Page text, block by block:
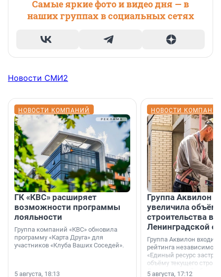
Самые яркие фото и видео дня — в
наших группах в социальных сетях
Новости СМИ2
НОВОСТИ КОМПАНИЙ
ГК «КВС» расширяет
возможности программы
лояльности
Группа компаний «КВС» обновила
программу «Карта Друга» для
участников «Клуба Ваших Соседей».
5 августа, 18:13
НОВОСТИ
Группа Аквилон
увеличила объём
строительства в
Ленинградской
Группа Аквилон входит
рейтинга независимого
«Единый ресурс
объёму текущего
Ленинградской
5 августа, 17:12